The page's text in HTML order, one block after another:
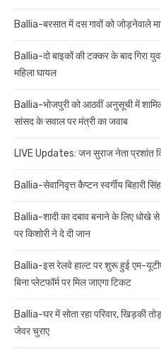
Ballia-बरसात में दस गावों को जोड़नेवाले
Ballia-दो बाइकों की टक्कर के बाद
महिला घायल
Ballia-भोजपुरी को आठवीं अनुसूची में
सांसद के सवाल पर मंत्री का जवाब
LIVE Updates: जन सुराज नेता प्रशांत
Ballia-सेवानिवृत्त कैप्टन स्वर्गीय बिहारी
Ballia-शादी का दबाव बनाने के लिए धोखे से
पर किशोरी ने दे दी जान
Ballia-इस रेलवे हाल्ट पर शुरू हुई एम-
बिना प्लेटफॉर्म पर मिल जाएगा टिकट
Ballia-घर में सोता रहा परिवार, खिड़की
जेवर चुराए